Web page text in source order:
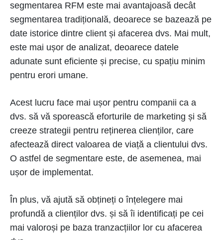
segmentarea RFM este mai avantajoasă decât
segmentarea tradițională, deoarece se bazează pe
date istorice dintre client și afacerea dvs. Mai mult,
este mai ușor de analizat, deoarece datele
adunate sunt eficiente și precise, cu spațiu minim
pentru erori umane.
Acest lucru face mai ușor pentru companii ca a
dvs. să vă sporească eforturile de marketing și să
creeze strategii pentru reținerea clienților, care
afectează direct valoarea de viață a clientului dvs.
O astfel de segmentare este, de asemenea, mai
ușor de implementat.
În plus, vă ajută să obțineți o înțelegere mai
profundă a clienților dvs. și să îi identificați pe cei
mai valoroși pe baza tranzacțiilor lor cu afacerea